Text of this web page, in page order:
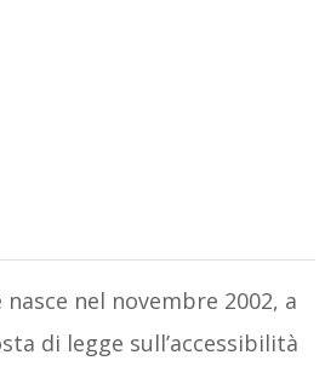
nel novembre 2002, a
di legge sull’accessibilità